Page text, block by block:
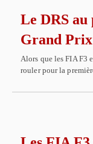
Le DRS
Grand
Alors que les FIA F3
rouler pour la